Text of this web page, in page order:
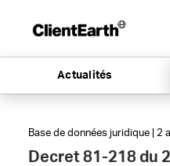
Actualités
Base de données juridique | 2
Decret 81-218 du